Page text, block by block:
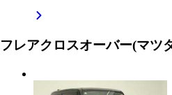
フレアクロスオーバー(マツ